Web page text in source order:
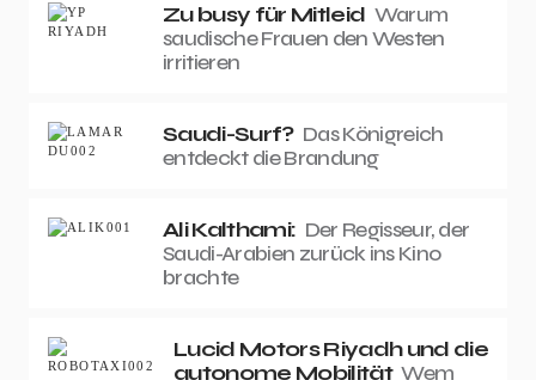
Zu busy für Mitleid Warum
saudische Frauen den Westen
irritieren
Saudi-Surf? Das Königreich
entdeckt die Brandung
Ali Kalthami: Der Regisseur, der
Saudi-Arabien zurück ins Kino
brachte
Lucid Motors Riyadh und die
autonome Mobilität Wem